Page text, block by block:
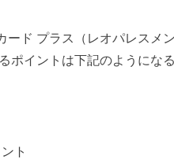
ド プラス（レオパレスメ
ポイントは下記のようになる
ト